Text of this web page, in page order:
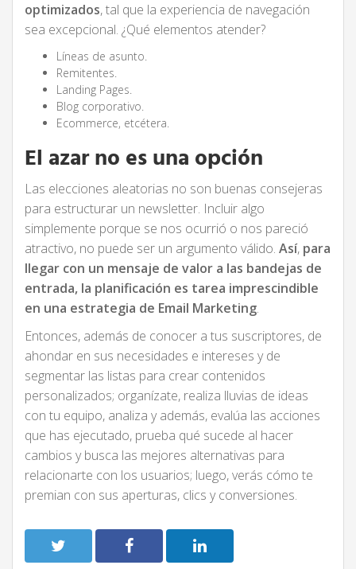
optimizados, tal que la experiencia de navegación
sea excepcional. ¿Qué elementos atender?
Líneas de asunto.
Remitentes.
Landing Pages.
Blog corporativo.
Ecommerce, etcétera.
El azar no es una opción
Las elecciones aleatorias no son buenas consejeras
para estructurar un newsletter. Incluir algo
simplemente porque se nos ocurrió o nos pareció
atractivo, no puede ser un argumento válido. Así, para
llegar con un mensaje de valor a las bandejas de
entrada, la planificación es tarea imprescindible
en una estrategia de Email Marketing.
Entonces, además de conocer a tus suscriptores, de
ahondar en sus necesidades e intereses y de
segmentar las listas para crear contenidos
personalizados; organízate, realiza lluvias de ideas
con tu equipo, analiza y además, evalúa las acciones
que has ejecutado, prueba qué sucede al hacer
cambios y busca las mejores alternativas para
relacionarte con los usuarios; luego, verás cómo te
premian con sus aperturas, clics y conversiones.